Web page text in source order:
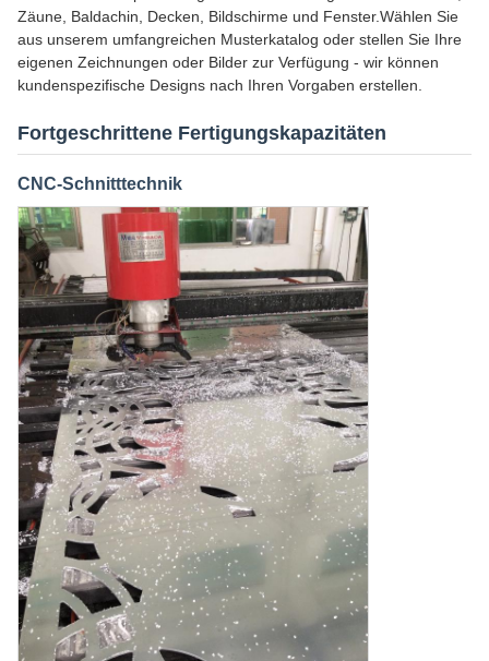
Zäune, Baldachin, Decken, Bildschirme und Fenster.Wählen Sie
aus unserem umfangreichen Musterkatalog oder stellen Sie Ihre
eigenen Zeichnungen oder Bilder zur Verfügung - wir können
kundenspezifische Designs nach Ihren Vorgaben erstellen.
Fortgeschrittene Fertigungskapazitäten
CNC-Schnitttechnik